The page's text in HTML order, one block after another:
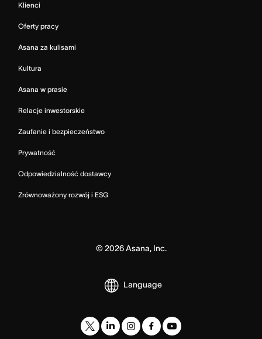
Klienci
Oferty pracy
Asana za kulisami
Kultura
Asana w prasie
Relacje inwestorskie
Zaufanie i bezpieczeństwo
Prywatność
Odpowiedzialność dostawcy
Zrównoważony rozwój i ESG
© 2026Asana, Inc.
Language